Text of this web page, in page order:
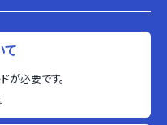
て
が必要です。